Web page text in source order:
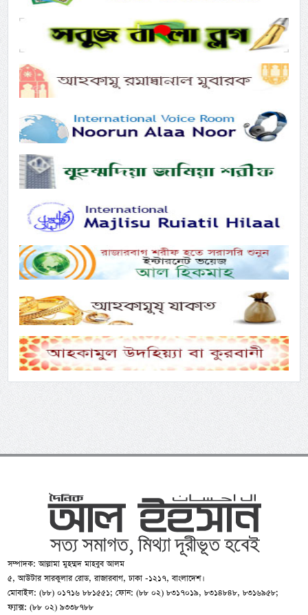
সম্পাদক: আল্লামা মুহম্মদ মাহবুব আলম
৫, আউটার সারকুলার রোড, রাজারবাগ, ঢাকা -১২১৭, বাংলাদেশ।
মোবাইল: (৮৮) ০১৭১৬ ৮৮১৫৫১; ফোন: (৮৮ ০২) ৮৩১৭০১৯, ৮৩১৪৮৪৮, ৮৩১৬৯৫৮;
ফ্যাক্স: (৮৮ ০২) ৯৩৩৮৭৮৮